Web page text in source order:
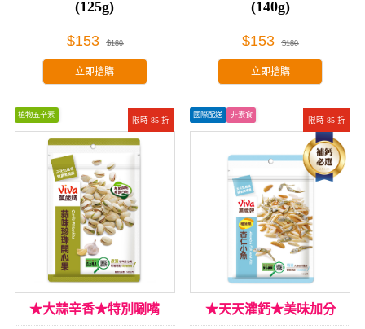
(125g)
$153 $180
立即搶購
(140g)
$153 $180
立即搶購
限時 85 折
植物五辛素
★大蒜辛香★特別唰嘴
限時 85 折
國際配送 非素食
★天天灌鈣★美味加分